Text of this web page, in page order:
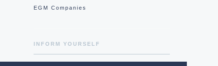
EGM Companies
INFORM YOURSELF